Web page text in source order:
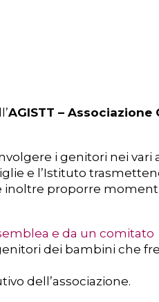
AGISTT –
i genitori nei
e l’Istituto
proporre
e da un comitato
dei bambini che
dell’associazione.